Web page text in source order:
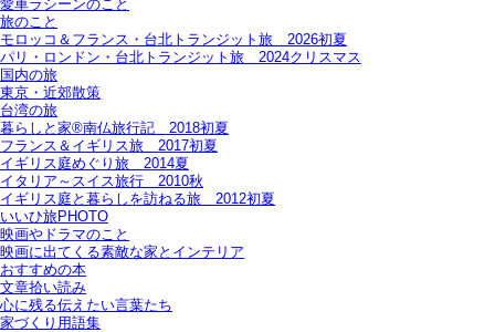
愛車ラシーンのこと
旅のこと
モロッコ＆フランス・台北トランジット旅＿2026初夏
パリ・ロンドン・台北トランジット旅＿2024クリスマス
国内の旅
東京・近郊散策
台湾の旅
暮らしと家®南仏旅行記＿2018初夏
フランス＆イギリス旅＿2017初夏
イギリス庭めぐり旅＿2014夏
イタリア～スイス旅行 2010秋
イギリス庭と暮らしを訪ねる旅＿2012初夏
いいひ旅PHOTO
映画やドラマのこと
映画に出てくる素敵な家とインテリア
おすすめの本
文章拾い読み
心に残る伝えたい言葉たち
家づくり用語集